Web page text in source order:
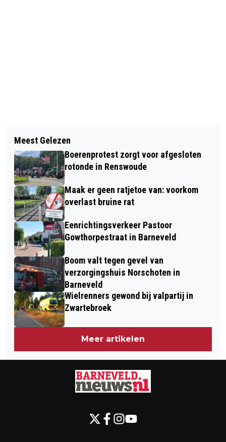
VERDUURZAMINGSACTIVITEITEN DIE
ZORGEN VOOR MINDER STIKSTOF
WORDEN VERGUNNINGVRIJ
OP WOENSDAG 27 AUGUSTUS START
DE BALLONFIËSTA BARNEVELD
Meest Gelezen
Boerenprotest zorgt voor afgesloten
rotonde in Renswoude
Maak er geen ratjetoe van: voorkom
overlast bruine rat
Eenrichtingsverkeer Pastoor
Gowthorpestraat in Barneveld
Boom valt tegen gevel van
verzorgingshuis Norschoten in
Barneveld
Wielrenners gewond bij valpartij in
Zwartebroek
Meer artikelen